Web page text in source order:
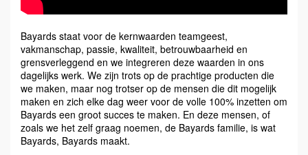
Bayards staat voor de kernwaarden teamgeest,
vakmanschap, passie, kwaliteit, betrouwbaarheid en
grensverleggend en we integreren deze waarden in ons
dagelijks werk. We zijn trots op de prachtige producten die
we maken, maar nog trotser op de mensen die dit mogelijk
maken en zich elke dag weer voor de volle 100% inzetten om
Bayards een groot succes te maken. En deze mensen, of
zoals we het zelf graag noemen, de Bayards familie, is wat
Bayards, Bayards maakt.